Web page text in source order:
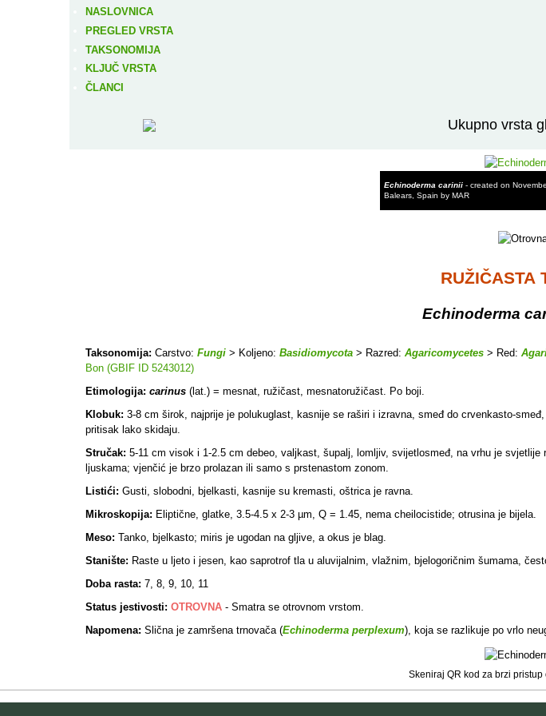
NASLOVNICA
PREGLED VRSTA
TAKSONOMIJA
KLJUČ VRSTA
ČLANCI
Ukupno vrsta
Echinoderma carinii- created on
Balears, Spain by MAR
RUŽIČASTA
Echinoderma
Taksonomija: Carstvo: Fungi > Koljeno: Basidiomycota > Razred: Agaricomycetes > Red:
Bon (GBIF ID 5243012)
Etimologija: carinus (lat.) = mesnat, ružičast, mesnatoružičast. Po boji.
Klobuk: 3-8 cm širok, najprije je polukuglast, kasnije se raširi i izravna, smeđ do crvenkasto-
pritisak lako skidaju.
Stručak: 5-11 cm visok i 1-2.5 cm debeo, valjkast, šupalj, lomljiv, svijetlosmeđ, na vrhu je
ljuskama; vjenčić je brzo prolazan ili samo s prstenastom zonom.
Listići: Gusti, slobodni, bjelkasti, kasnije su kremasti, oštrica je ravna.
Mikroskopija: Eliptične, glatke, 3.5-4.5 x 2-3 µm, Q = 1.45, nema cheilocistide; otrusina je bijela.
Meso: Tanko, bjelkasto; miris je ugodan na gljive, a okus je blag.
Stanište: Raste u ljeto i jesen, kao saprotrof tla u aluvijalnim, vlažnim, bjelogoričnim šumama,
Doba rasta: 7, 8, 9, 10, 11
Status jestivosti: OTROVNA - Smatra se otrovnom vrstom.
Napomena: Slična je zamršena trnovača (Echinoderma perplexum), koja se razlikuje po vrlo
Skeniraj QR kod za brzi pristup